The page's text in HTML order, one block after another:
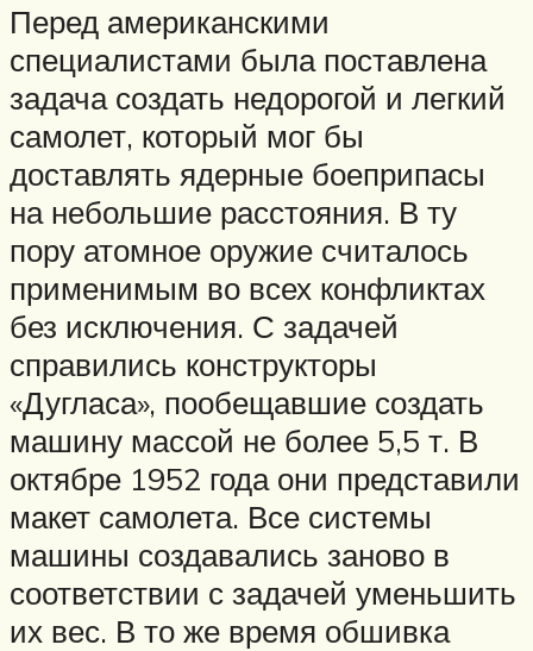
Перед американскими
специалистами была поставлена
задача создать недорогой и легкий
самолет, который мог бы
доставлять ядерные боеприпасы
на небольшие расстояния. В ту
пору атомное оружие считалось
применимым во всех конфликтах
без исключения. С задачей
справились конструкторы
«Дугласа», пообещавшие создать
машину массой не более 5,5 т. В
октябре 1952 года они представили
макет самолета. Все системы
машины создавались заново в
соответствии с задачей уменьшить
их вес. В то же время обшивка